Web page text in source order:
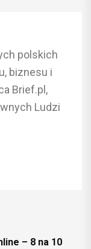
polskich
biznesu i
Brief.pl,
Ludzi
– 8 na 10